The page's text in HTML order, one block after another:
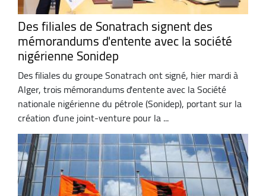
Des filiales de Sonatrach signent des
mémorandums d'entente avec la société
nigérienne Sonidep
Des filiales du groupe Sonatrach ont signé, hier mardi à
Alger, trois mémorandums d'entente avec la Société
nationale nigérienne du pétrole (Sonidep), portant sur la
création d’une joint-venture pour la ...